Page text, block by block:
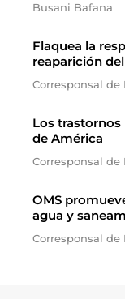
Busani Bafana
Flaquea la
reaparición
Corresponsal de
Los
de América
Corresponsal de
OMS
agua y
Corresponsal de